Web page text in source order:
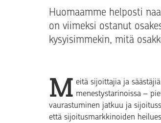
Huomaamme helposti
on viimeksi ostanut
kysyisimmekin, mitä
M eitä sijoittajia ja
menestystarinoissa –
vaurastuminen jatkuu ja
että sijoitusmarkkinoiden